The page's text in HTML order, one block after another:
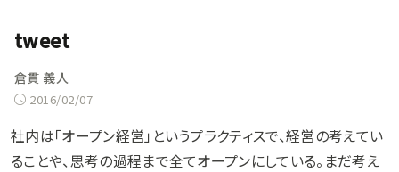
tweet
倉貫 義人
2016/02/07
社内は「オープン経営」というプラクティスで、経営の考えてい
ることや、思考の過程まで全てオープンにしている。まだ考え